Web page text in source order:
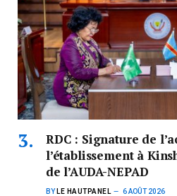
RDC : Signature de
l’établissement à
de l’AUDA-NEPAD
BY LE HAUTPANEL 6 AOÛT 2026